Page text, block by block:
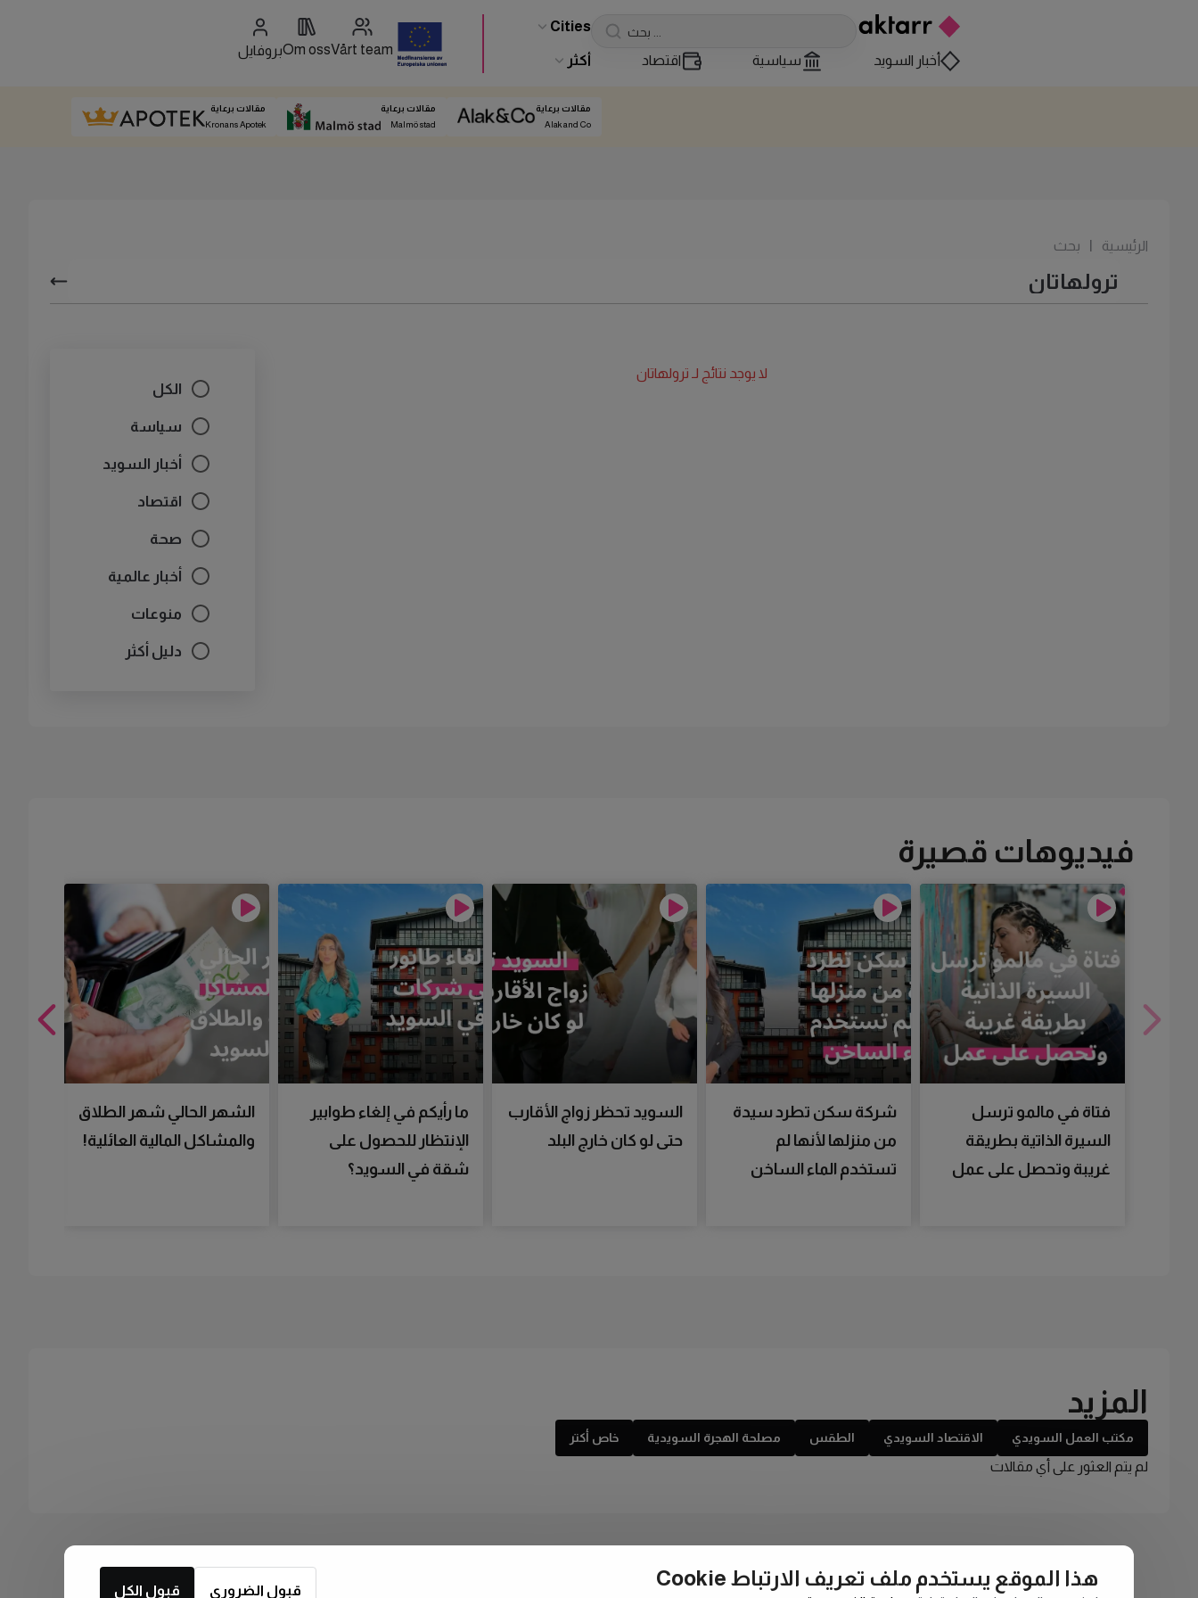
Cities
أخبار السويد سياسية اقتصاد أكثر
Vårt team
Om ossبروفايل
مقالات برعاية
Alak and Co
مقالات برعاية
Malmö stad
مقالات برعاية
Kronans Apotek
الرئيسية | بحث
الكل
سياسة
أخبار السويد
اقتصاد
صحة
أخبار عالمية
منوعات
دليل أكثر
لا يوجد نتائج لـ ترولهاتان
فيديوهات قصيرة
فتاة في مالمو ترسل
السيرة الذاتية بطريقة
غريبة وتحصل على عمل
شركة سكن تطرد سيدة
من منزلها لأنها لم
تستخدم الماء الساخن
السويد تحظر زواج الأقارب
حتى لو كان خارج البلد
ما رأيكم في إلغاء طوابير
الإنتظار للحصول على
شقة في السويد؟
الشهر الحالي شهر الطلاق
والمشاكل المالية العائلية!
المزيد
مكتب العمل السويدي الاقتصاد السويدي الطقس مصلحة الهجرة السويدية خاص أكتر
لم يتم العثور على أي مقالات
هذا الموقع يستخدم ملف تعريف الارتباط Cookie
قبول الكل قبول الضروري